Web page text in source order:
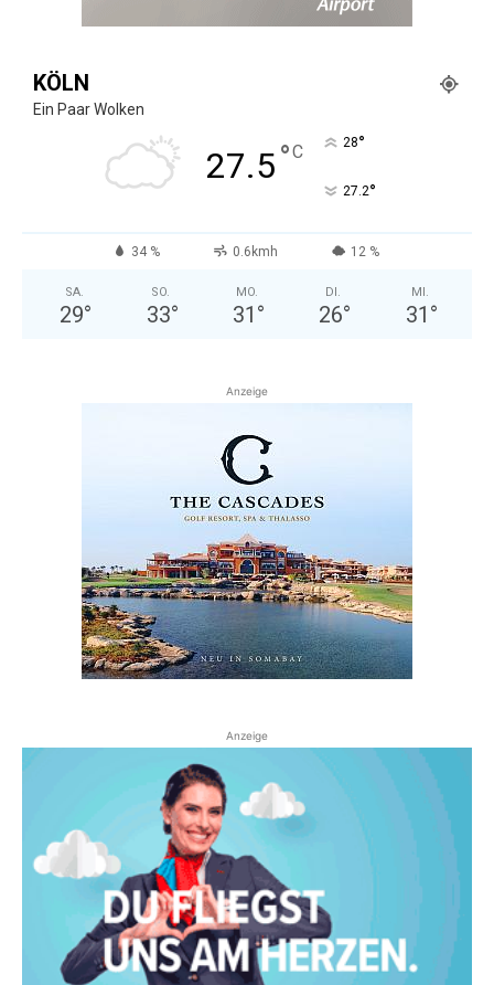
KÖLN
Ein Paar Wolken
27.5°C 28°
27.2°
34 % 0.6kmh 12 %
SA.
29°
SO.
33°
MO.
31 °
DI.
26°
MI.
31 °
Anzeige
Anzeige